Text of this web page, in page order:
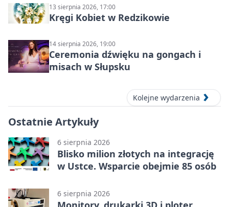
13 sierpnia 2026, 17:00
Kręgi Kobiet w Redzikowie
14 sierpnia 2026, 19:00
Ceremonia dźwięku na gongach i
misach w Słupsku
Kolejne wydarzenia
Ostatnie Artykuły
6 sierpnia 2026
Blisko milion złotych na integrację
w Ustce. Wsparcie obejmie 85 osób
6 sierpnia 2026